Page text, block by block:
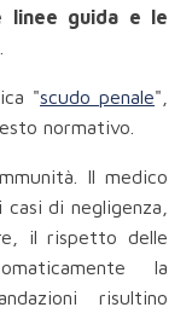
linee guida e le
"scudo penale",
normativo.
Il medico
di negligenza,
il rispetto delle
la
risultino